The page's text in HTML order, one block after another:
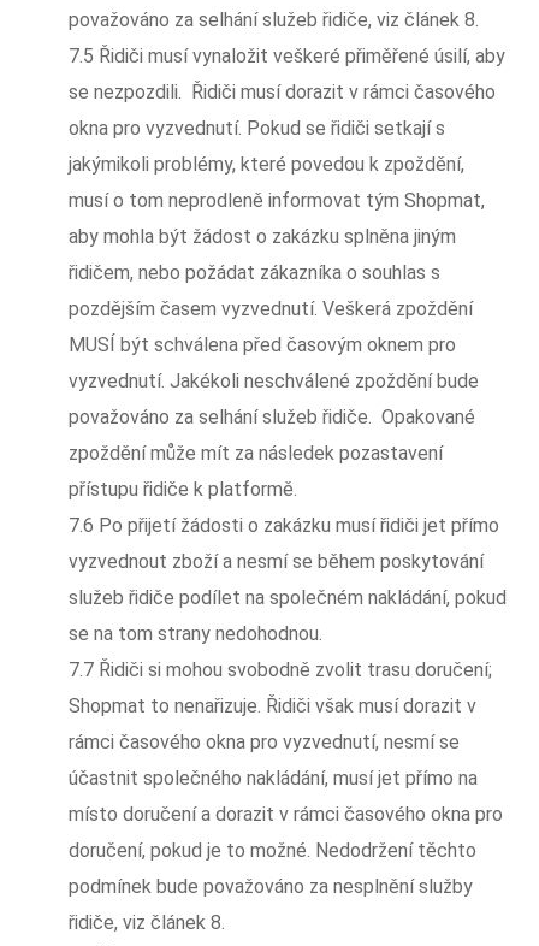
považováno za selhání služeb řidiče, viz článek 8.
7.5 Řidiči musí vynaložit veškeré přiměřené úsilí, aby
se nezpozdili. Řidiči musí dorazit v rámci časového
okna pro vyzvednutí. Pokud se řidiči setkají s
jakýmikoli problémy, které povedou k zpoždění,
musí o tom neprodleně informovat tým Shopmat,
aby mohla být žádost o zakázku splněna jiným
řidičem, nebo požádat zákazníka o souhlas s
pozdějším časem vyzvednutí. Veškerá zpoždění
MUSÍ být schválena před časovým oknem pro
vyzvednutí. Jakékoli neschválené zpoždění bude
považováno za selhání služeb řidiče. Opakované
zpoždění může mít za následek pozastavení
přístupu řidiče k platformě.
7.6 Po přijetí žádosti o zakázku musí řidiči jet přímo
vyzvednout zboží a nesmí se během poskytování
služeb řidiče podílet na společném nakládání, pokud
se na tom strany nedohodnou.
7.7 Řidiči si mohou svobodně zvolit trasu doručení;
Shopmat to nenařizuje. Řidiči však musí dorazit v
rámci časového okna pro vyzvednutí, nesmí se
účastnit společného nakládání, musí jet přímo na
místo doručení a dorazit v rámci časového okna pro
doručení, pokud je to možné. Nedodržení těchto
podmínek bude považováno za nesplnění služby
řidiče, viz článek 8.